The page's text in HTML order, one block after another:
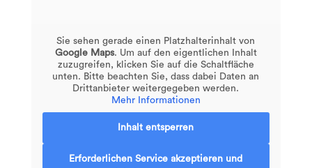
Sie sehen gerade einen Platzhalterinhalt von
Google Maps. Um auf den eigentlichen Inhalt
zuzugreifen, klicken Sie auf die Schaltfläche
unten. Bitte beachten Sie, dass dabei Daten an
Drittanbieter weitergegeben werden.
Mehr Informationen
Inhalt entsperren
Erforderlichen Service akzeptieren und